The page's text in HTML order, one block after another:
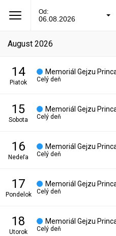
Od:
06.08.2026
august 2026
14
piatok
Memoriál Gejzu
Celý deň
15
sobota
Memoriál Gejzu
Celý deň
16
nedeľa
Memoriál Gejzu
Celý deň
17
pondelok
Memoriál Gejzu
Celý deň
18
utorok
Memoriál Gejzu
Celý deň